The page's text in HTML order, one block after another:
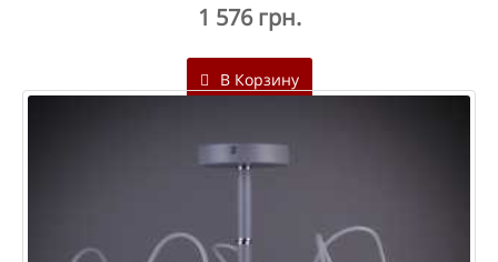
1 576 грн.
В Корзину